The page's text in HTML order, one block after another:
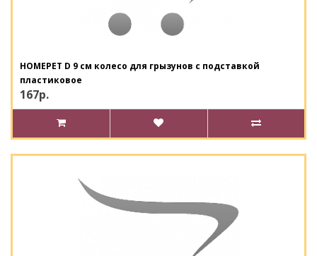
HOMEPET D 9 см колесо для грызунов с подставкой
пластиковое
167р.